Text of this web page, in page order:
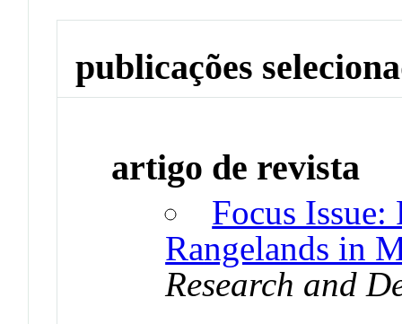
publicações
artigo de revista
Focus Issue:
Rangelands in
Research and